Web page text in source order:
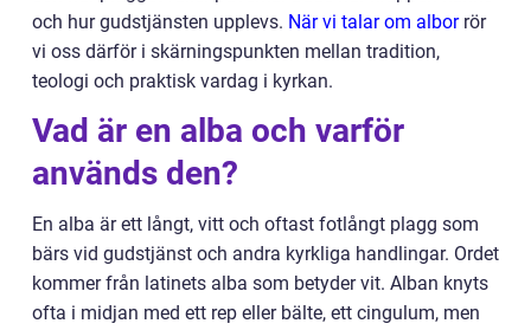
och hur gudstjänsten upplevs. När vi talar om alborrör
vi oss därför i skärningspunkten mellan tradition,
teologi och praktisk vardag i kyrkan.
Vad är en alba och varför
används den?
En alba är ett långt, vitt och oftast fotlångt plagg som
bärs vid gudstjänst och andra kyrkliga handlingar. Ordet
kommer från latinets alba som betyder vit. Alban knyts
ofta i midjan med ett rep eller bälte, ett cingulum, men